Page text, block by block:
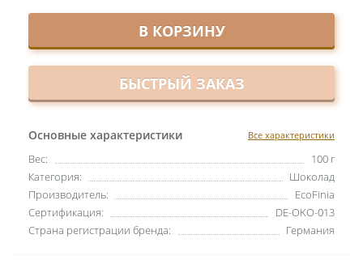
Основные характеристики Все характеристики
Вес:
100 г
Категория:
Шоколад
Производитель:
EcoFinia
Сертификация:
DE-OKO-013
Страна регистрации бренда:
Германия
В КОРЗИНУ
БЫСТРЫЙ ЗАКАЗ